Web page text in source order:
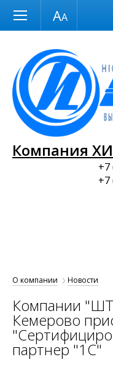
Размер шрифта
Компания
+7
+7
О компании Новости
Компании
Кемерово
партнер "1С"